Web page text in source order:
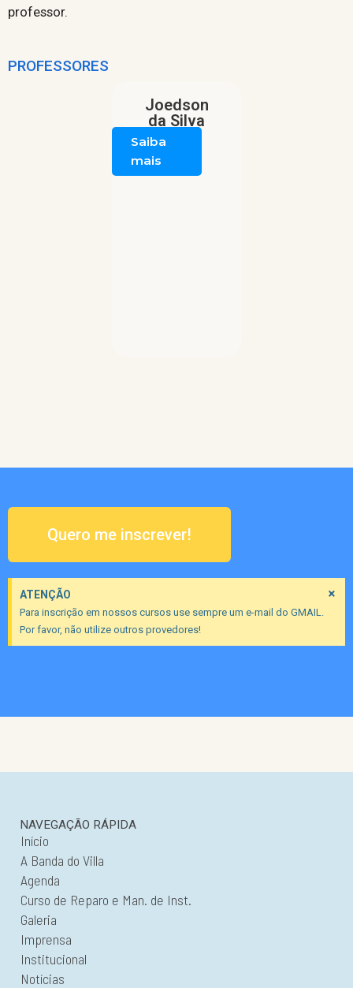
professor.
PROFESSORES
Joedson
da Silva
Saiba
mais
Quero me inscrever!
ATENÇÃO
Para inscrição em nossos cursos use sempre um e-mail do GMAIL.
Por favor, não utilize outros provedores!
×
NAVEGAÇÃO RÁPIDA
Início
A Banda do Villa
Agenda
Curso de Reparo e Man. de Inst.
Galeria
Imprensa
Institucional
Notícias